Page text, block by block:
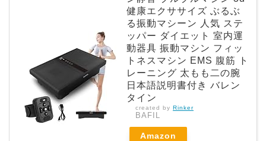
健康エクササイズ ぶるぶ
る振動マシーン 人気 ステ
ッパー ダイエット 室内運
動器具 振動マシン フィッ
トネスマシン EMS 腹筋 ト
レーニング 太もも二の腕
日本語説明書付き バレン
タイン
created by Rinker
BAFIL
Amazon